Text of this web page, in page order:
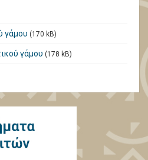
γάμου (170 kB)
γάμου (178 kB)